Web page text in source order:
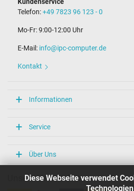
Diese Webseite verwendet
Technologien
Länge Anschlusskabel (m) (ca.)
1.90 m
Maße
Länge / Breite / Höhe
Überlast-, kurzschluss- und
CE
Kategorisierung
Netzteil
Kundenservice
Telefon:+49 7823 96 123 - 0
Mo-Fr: 9:00-12:00 Uhr
E-Mail: info@ipc-computer.de
Kontakt
Informationen
Service
Über Uns
Unsere Versandarten